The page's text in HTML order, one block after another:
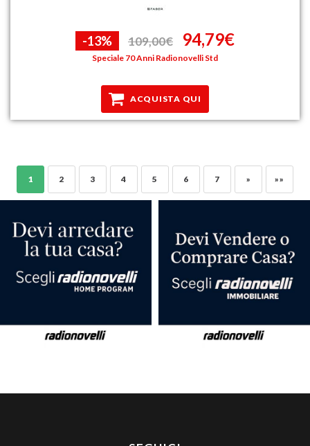
-13% 109,00€ 94,79€
Speciale 70 Anni Radionovelli Std
ACQUISTA QUI
1 2 3 4 5 6 7 » »»